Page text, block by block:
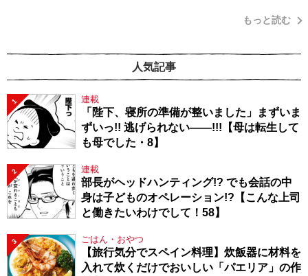
もっと読む
人気記事
1 連載
「陛下、寝所の準備が整いました」まずいま
ずいっ!! 逃げられない――!!!【母は転生して
も母でした・8】
2 連載
部長がヘッドハンティング!? でも会話の中
身は子どものオペレーション!?【こんな上司
と働きたいわけでして！58】
3 ごはん・おやつ
【旅行気分でスペイン料理】炊飯器に材料を
入れて炊くだけでおいしい「パエリア」の作